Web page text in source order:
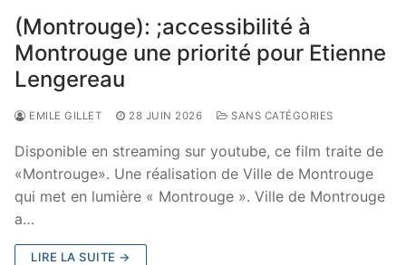
(Montrouge): ;accessibilité à
Montrouge une priorité pour Etienne
Lengereau
EMILE GILLET 28 JUIN 2026 SANS CATÉGORIES
Disponible en streaming sur youtube, ce film traite de
«Montrouge». Une réalisation de Ville de Montrouge
qui met en lumière « Montrouge ». Ville de Montrouge
a…
LIRE LA SUITE →